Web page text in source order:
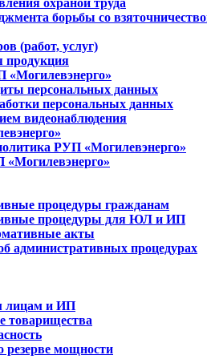
охраной труда
борьбы со
(работ, услуг)
продукция
персональных данных
персональных данных
видеонаблюдения
РУП «Могилевэнерго»
процедуры гражданам
процедуры для ЮЛ и ИП
акты
административных процедурах
лицам и ИП
товарищества
мощности